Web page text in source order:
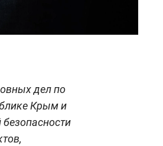
дел по
Крым и